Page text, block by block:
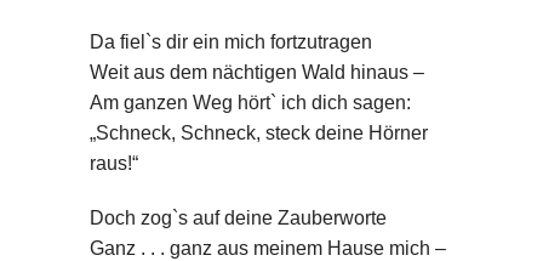
Da fiel`s dir ein mich fortzutragen
Weit aus dem nächtigen Wald hinaus –
Am ganzen Weg hört` ich dich sagen:
„Schneck, Schneck, steck deine Hörner
raus!“
Doch zog`s auf deine Zauberworte
Ganz . . . ganz aus meinem Hause mich –